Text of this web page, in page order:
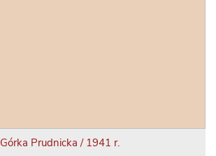
Górka Prudnicka / 1941 r.